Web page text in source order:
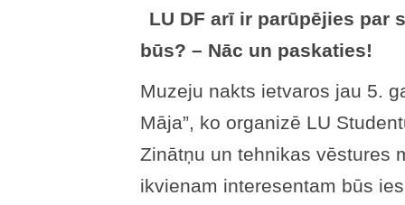
LU DF arī ir parūpējies par
būs? – Nāc un paskaties!
Muzeju nakts ietvaros jau 5.
Māja”, ko organizē LU
Zinātņu un tehnikas vēstures
ikvienam interesentam būs